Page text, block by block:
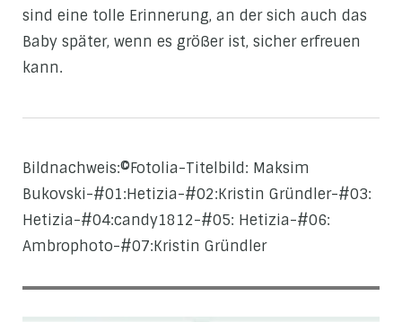
sind eine tolle Erinnerung, an der sich auch das
Baby später, wenn es größer ist, sicher erfreuen
kann.
Bildnachweis:©Fotolia-Titelbild: Maksim
Bukovski-#01:Hetizia-#02:Kristin Gründler-#03:
Hetizia-#04:candy1812-#05: Hetizia-#06:
Ambrophoto-#07:Kristin Gründler